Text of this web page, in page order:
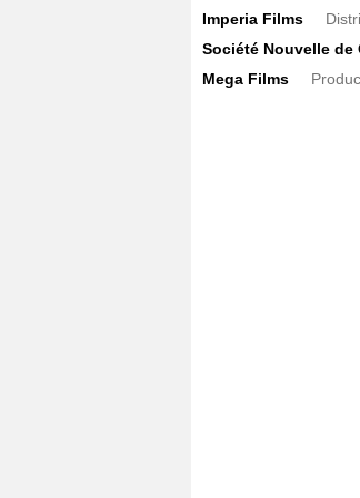
Imperia Films
Société Nouvelle de
Mega Films